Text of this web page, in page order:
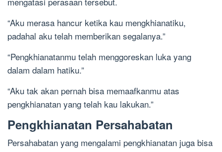
“Aku merasa hancur ketika kau mengkhianatiku,
padahal aku telah memberikan segalanya.”
“Pengkhianatanmu telah menggoreskan luka yang
dalam dalam hatiku.”
“Aku tak akan pernah bisa memaafkanmu atas
pengkhianatan yang telah kau lakukan.”
Pengkhianatan Persahabatan
Persahabatan yang mengalami pengkhianatan juga bisa